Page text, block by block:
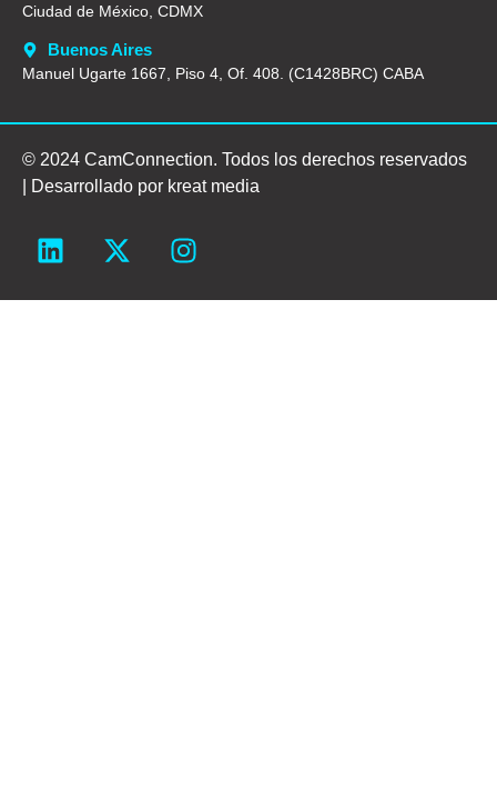
Ciudad de México, CDMX
Buenos Aires
Manuel Ugarte 1667, Piso 4, Of. 408. (C1428BRC) CABA
© 2024 CamConnection. Todos los derechos reservados
| Desarrollado por kreat media